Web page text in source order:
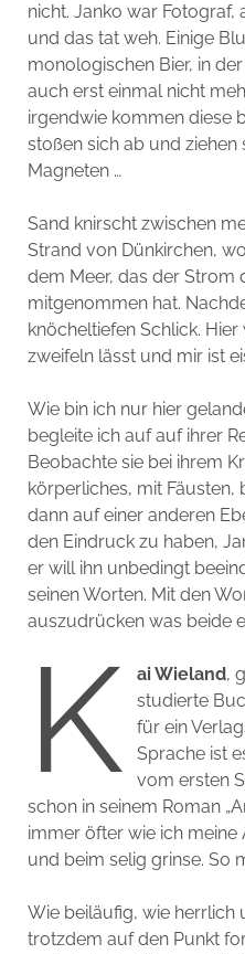
nicht. Janko war
und das tat weh. Einige
monologischen Bier, in
auch erst einmal nicht
irgendwie kommen diese
stoßen sich ab und ziehen
Magneten …
Sand knirscht zwischen
Strand von Dünkirchen,
dem Meer, das der Strom
mitgenommen hat.
knöcheltiefen Schlick.
zweifeln lässt und mir ist
Wie bin ich nur hier
begleite ich auf auf ihrer
Beobachte sie bei ihrem
körperliches, mit Fäusten,
dann auf einer anderen
den Eindruck zu haben,
er will ihn unbedingt
seinen Worten. Mit den
auszudrücken was beide
K ai Wieland,
studierte
für ein
Sprache ist
vom ersten
schon in seinem Roman
immer öfter wie ich
und beim selig grinse. So
Wie beiläufig, wie
trotzdem auf den Punkt